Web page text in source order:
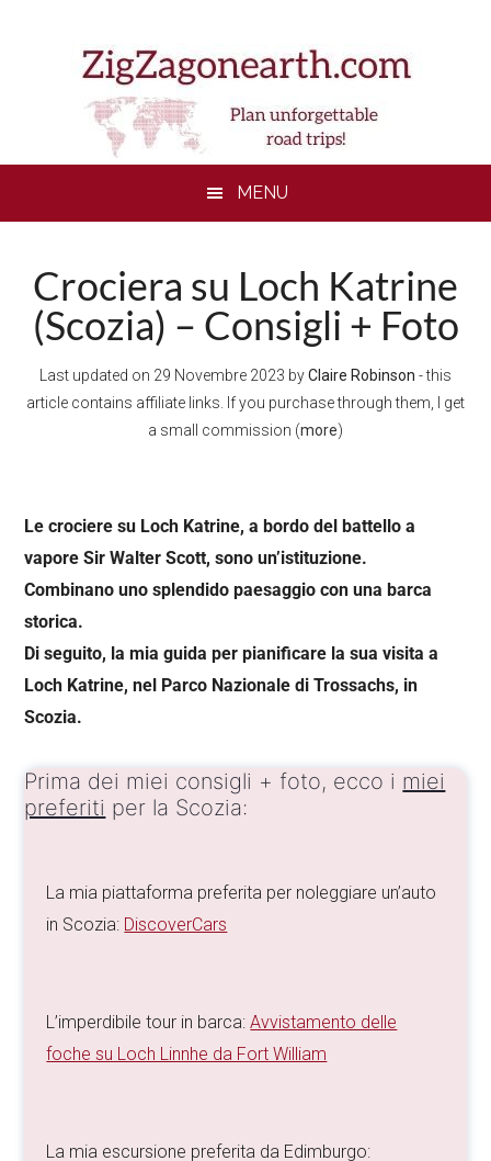
MENU
Crociera su Loch Katrine
(Scozia) – Consigli + Foto
Last updated on 29 Novembre 2023 byClaire Robinson - this
article contains affiliate links. If you purchase through them, I get
a small commission (more)
Le crociere su Loch Katrine, a bordo del battello a
vapore Sir Walter Scott, sono un’istituzione.
Combinano uno splendido paesaggio con una barca
storica.
Di seguito, la mia guida per pianificare la sua visita a
Loch Katrine, nel Parco Nazionale di Trossachs, in
Scozia.
Prima dei miei consigli + foto, ecco i miei
preferiti per la Scozia:
La mia piattaforma preferita per noleggiare un’auto
in Scozia: DiscoverCars
L’imperdibile tour in barca:Avvistamento delle
foche su Loch Linnhe da Fort William
La mia escursione preferita da Edimburgo: